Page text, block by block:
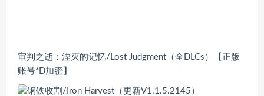
审判之逝：湮灭的记忆/Lost Judgment（全DLCs）【正版
账号*D加密】